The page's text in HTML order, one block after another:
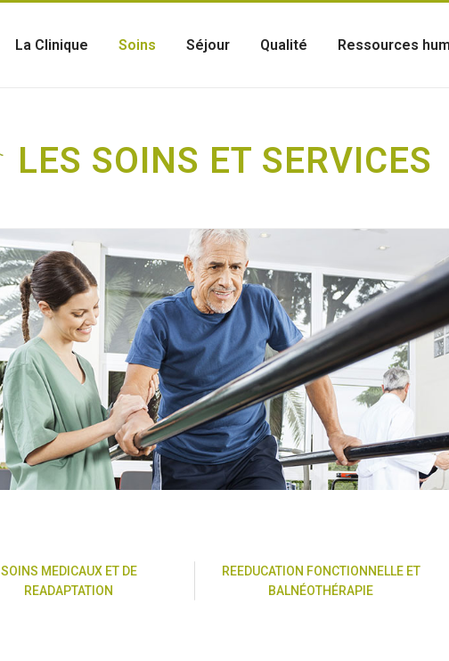
La Clinique Soins Séjour Qualité Ressources
LES SOINS ET SERVICES
SOINS MEDICAUX ET DE
READAPTATION
REEDUCATION FONCTIONNELLE ET
BALNÉOTHÉRAPIE